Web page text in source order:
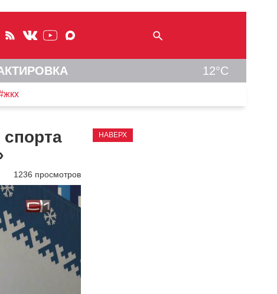
12°C
1236 просмотров
НАВЕРХ